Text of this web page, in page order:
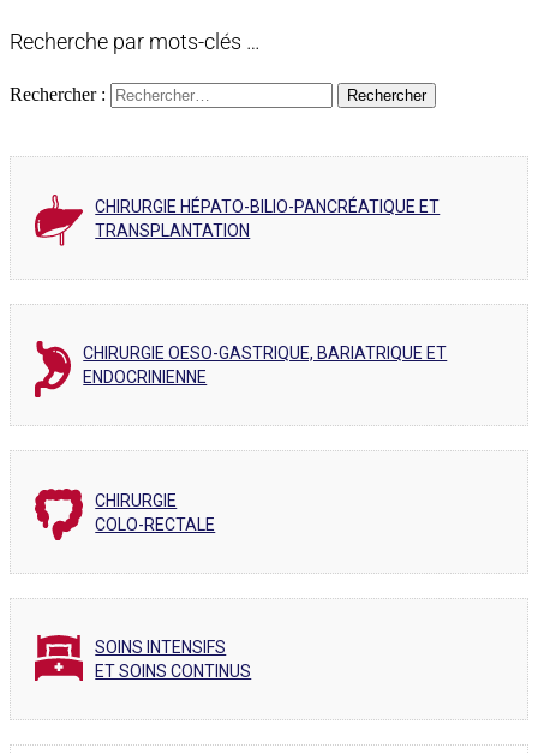
Recherche par mots-clés …
Rechercher :
CHIRURGIE HÉPATO-BILIO-PANCRÉATIQUE ET
TRANSPLANTATION
CHIRURGIE OESO-GASTRIQUE, BARIATRIQUE ET
ENDOCRINIENNE
CHIRURGIE
COLO-RECTALE
SOINS INTENSIFS
ET SOINS CONTINUS